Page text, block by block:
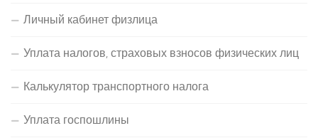
Личный кабинет физлица
Уплата налогов, страховых взносов физических лиц
Калькулятор транспортного налога
Уплата госпошлины